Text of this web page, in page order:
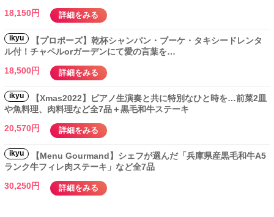
18,150円
詳細をみる
ikyu
【プロポーズ】乾杯シャンパン・ブーケ・タキシードレンタ
ル付！チャペルorガーデンにて愛の言葉を…
18,500円
詳細をみる
ikyu
【Xmas2022】ピアノ生演奏と共に特別なひと時を…前菜2皿
や魚料理、肉料理など全7品＋黒毛和牛ステーキ
20,570円
詳細をみる
ikyu
【Menu Gourmand】シェフが選んだ「兵庫県産黒毛和牛A5
ランク牛フィレ肉ステーキ」など全7品
30,250円
詳細をみる